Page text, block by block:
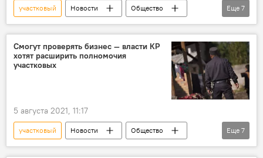
участковый Новости
Общество
Кыргызстан
экономика
бизнес
милиция
полномочия
Антикоррупционный деловой совет
Еще 7
Смогут проверять бизнес — власти КР
хотят расширить полномочия
участковых
5 августа 2021, 11:17
участковый Новости
Общество
Кыргызстан
милиция
полномочия
Еще 7